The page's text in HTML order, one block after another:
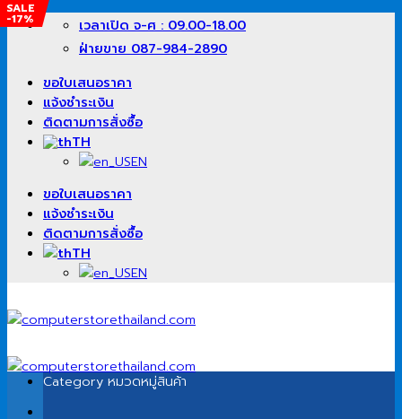
ข้าม
เนื้อหา
เวลาเปิด จ-ศ : 09.00-18.00
ฝ่ายขาย 087-984-2890
ขอใบเสนอราคา
แจ้งชำระเงิน
ติดตามการสั่งซื้อ
TH
EN
ขอใบเสนอราคา
แจ้งชำระเงิน
ติดตามการสั่งซื้อ
TH
EN
Category หมวดหมู่สินค้า
SALE
-17%